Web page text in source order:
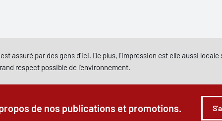
assuré par des gens d'ici. De plus, l'impression est elle aussi
respect possible de l'environnement.
de nos publications et promotions.